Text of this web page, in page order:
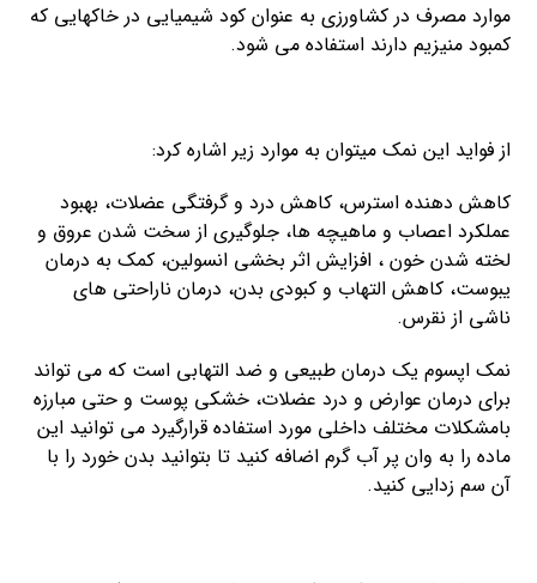
موارد مصرف در کشاورزی به عنوان کود شیمیایی در خاکهایی که
کمبود منیزیم دارند استفاده می شود.
از فواید این نمک میتوان به موارد زیر اشاره کرد:
کاهش دهنده استرس، کاهش درد و گرفتگی عضلات، بهبود
عملکرد اعصاب و ماهیچه ها، جلوگیری از سخت شدن عروق و
لخته شدن خون ، افزایش اثر بخشی انسولین، کمک به درمان
یبوست، کاهش التهاب و کبودی بدن، درمان ناراحتی های
ناشی از نقرس.
نمک اپسوم یک درمان طبیعی و ضد التهابی است که می تواند
برای درمان عوارض و درد عضلات، خشکی پوست و حتی مبارزه
بامشکلات مختلف داخلی مورد استفاده قرارگیرد می توانید این
ماده را به وان پر آب گرم اضافه کنید تا بتوانید بدن خورد را با
آن سم زدایی کنید.